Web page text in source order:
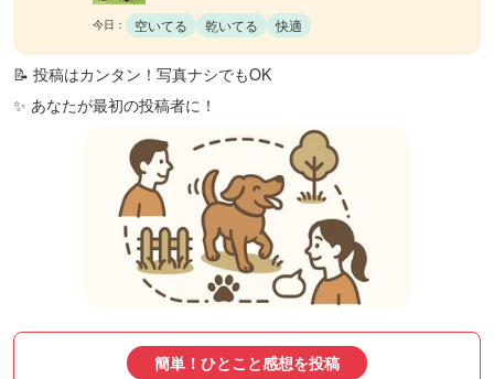
今日： 空いてる 乾いてる 快適
📝 投稿はカンタン！写真ナシでもOK
✨ あなたが最初の投稿者に！
簡単！ひとこと感想を投稿